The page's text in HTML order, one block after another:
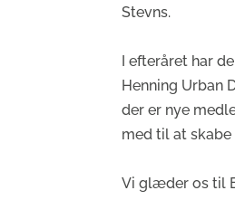
Stevns.
I efteråret har
Henning Urban
der er nye
med til at
Vi glæder os til